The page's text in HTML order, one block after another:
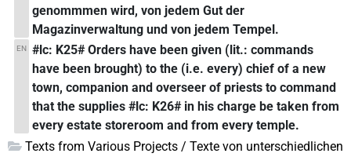
genommmen wird, von jedem Gut der
Magazinverwaltung und von jedem Tempel.
EN #lc: K25# Orders have been given (lit.: commands
have been brought) to the (i.e. every) chief of a new
town, companion and overseer of priests to command
that the supplies #lc: K26# in his charge be taken from
every estate storeroom and from every temple.
Texts from Various Projects / Texte von unterschiedlichen